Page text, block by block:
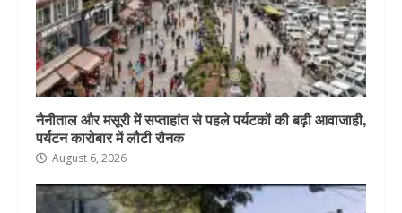
नैनीताल और मसूरी में सप्ताहांत से पहले पर्यटकों की बढ़ी आवाजाही,
पर्यटन कारोबार में लौटी रौनक
August 6, 2026